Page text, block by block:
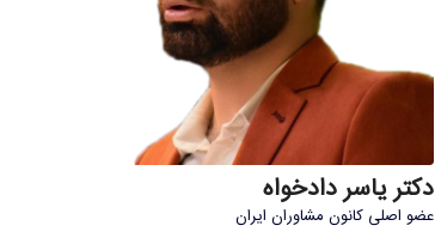
دکتر یاسر دادخواه
عضو اصلی کانون مشاوران ایران